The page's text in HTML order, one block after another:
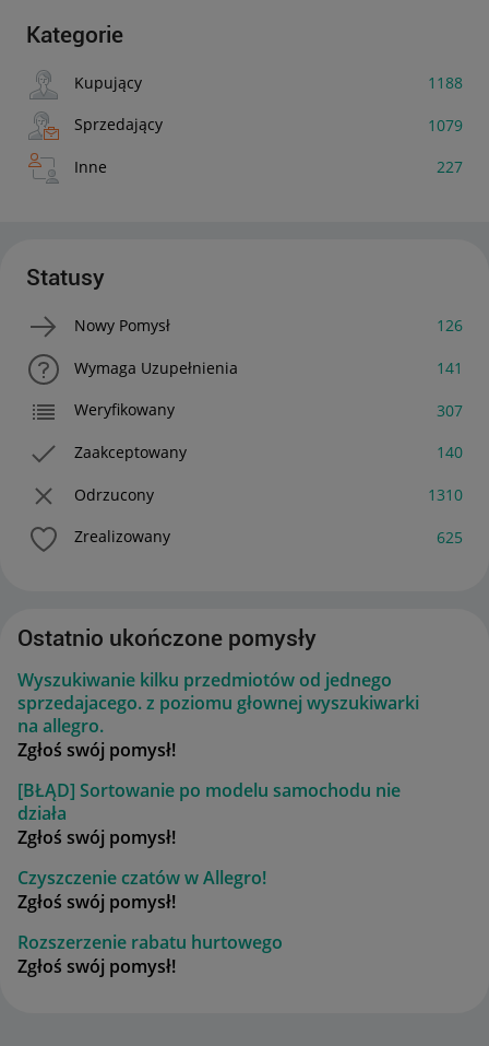
Kategorie
Kupujący 1188
Sprzedający 1079
Inne 227
Statusy
Nowy Pomysł 126
Wymaga Uzupełnienia 141
Weryfikowany 307
Zaakceptowany 140
Odrzucony 1310
Zrealizowany 625
Ostatnio ukończone pomysły
Wyszukiwanie kilku przedmiotów od jednego
sprzedajacego. z poziomu głownej wyszukiwarki
na allegro.
Zgłoś swój pomysł!
[BŁĄD] Sortowanie po modelu samochodu nie
działa
Zgłoś swój pomysł!
Czyszczenie czatów w Allegro!
Zgłoś swój pomysł!
Rozszerzenie rabatu hurtowego
Zgłoś swój pomysł!